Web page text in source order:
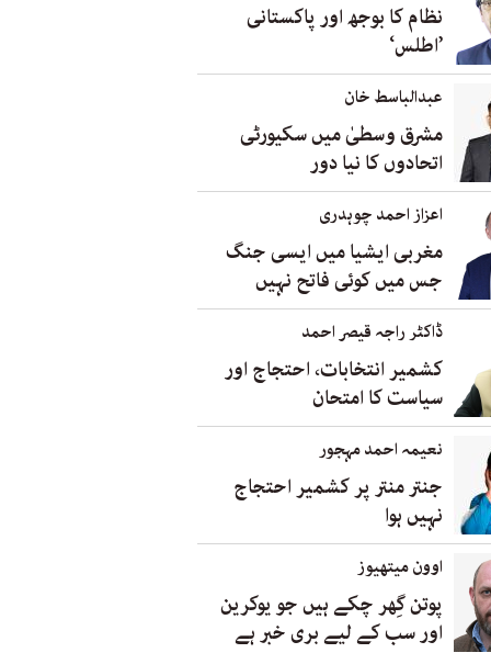
نظام کا بوجھ اور پاکستانی
’اطلس‘
عبدالباسط خان
مشرق وسطیٰ میں سکیورٹی
اتحادوں کا نیا دور
اعزاز احمد چوہدری
مغربی ایشیا میں ایسی جنگ
جس میں کوئی فاتح نہیں
ڈاکٹر راجہ قیصر احمد
کشمیر انتخابات، احتجاج اور
سیاست کا امتحان
نعیمہ احمد مہجور
جنتر منتر پر کشمیر احتجاج
نہیں ہوا
اوون میتھیوز
پوتن گِھر چکے ہیں جو یوکرین
اور سب کے لیے بری خبر ہے